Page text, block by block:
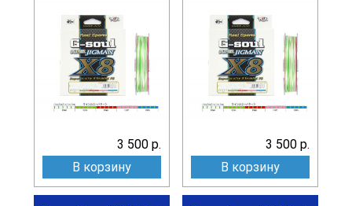
3 500 р.
В корзину
3 500 р.
В корзину